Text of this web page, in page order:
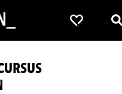
Favorieten